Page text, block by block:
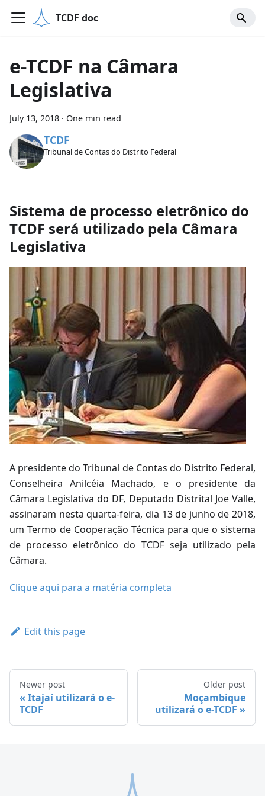
TCDF doc
e-TCDF na Câmara
Legislativa
July 13, 2018 · One min read
TCDF
Tribunal de Contas do Distrito Federal
Sistema de processo eletrônico do
TCDF será utilizado pela Câmara
Legislativa
A presidente do Tribunal de Contas do Distrito Federal,
Conselheira Anilcéia Machado, e o presidente da
Câmara Legislativa do DF, Deputado Distrital Joe Valle,
assinaram nesta quarta-feira, dia 13 de junho de 2018,
um Termo de Cooperação Técnica para que o sistema
de processo eletrônico do TCDF seja utilizado pela
Câmara.
Clique aqui para a matéria completa
Edit this page
Newer post
Itajaí utilizará o e-
TCDF
Older post
Moçambique
utilizará o e-TCDF